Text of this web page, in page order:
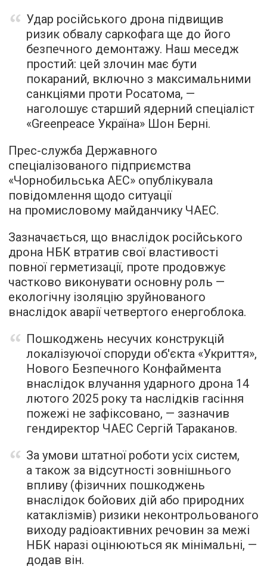
Удар російського дрона підвищив
ризик обвалу саркофага ще до його
безпечного демонтажу. Наш меседж
простий: цей злочин має бути
покараний, включно з максимальними
санкціями проти Росатома, —
наголошує старший ядерний спеціаліст
«Greenpeace Україна» Шон Берні.
Прес-служба Державного
спеціалізованого підприємства
«Чорнобильська АЕС» опублікувала
повідомлення щодо ситуації
на промисловому майданчику ЧАЕС.
Зазначається, що внаслідок російського
дрона НБК втратив свої властивості
повної герметизації, проте продовжує
частково виконувати основну роль —
екологічну ізоляцію зруйнованого
внаслідок аварії четвертого енергоблока.
Пошкоджень несучих конструкцій
локалізуючої споруди об'єкта «Укриття»,
Нового Безпечного Конфаймента
внаслідок влучання ударного дрона 14
лютого 2025 року та наслідків гасіння
пожежі не зафіксовано, — зазначив
гендиректор ЧАЕС Сергій Тараканов.
За умови штатної роботи усіх систем,
а також за відсутності зовнішнього
впливу (фізичних пошкоджень
внаслідок бойових дій або природних
катаклізмів) ризики неконтрольованого
виходу радіоактивних речовин за межі
НБК наразі оцінюються як мінімальні, —
додав він.